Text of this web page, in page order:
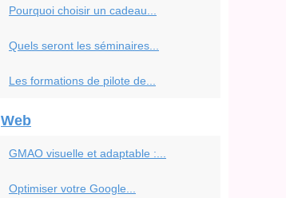
Pourquoi choisir un cadeau...
Quels seront les séminaires...
Les formations de pilote de...
Web
GMAO visuelle et adaptable :...
Optimiser votre Google...